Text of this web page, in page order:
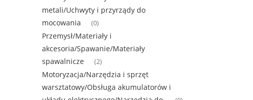
metali/Uchwyty i przyrządy do
mocowania
(0)
Przemysł/Materiały i
akcesoria/Spawanie/Materiały
spawalnicze
(2)
Motoryzacja/Narzędzia i sprzęt
warsztatowy/Obsługa akumulatorów i